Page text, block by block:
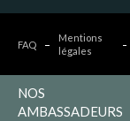
FAQ
Mentions
légales
NOS
AMBASSADEURS